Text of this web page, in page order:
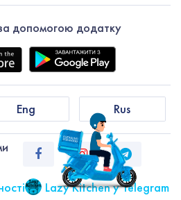
допомогою додатку
Eng Rus
Lazy Kitchen у Telegram